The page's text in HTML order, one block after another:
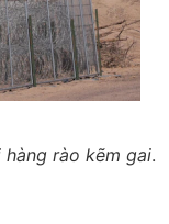
rào kẽm gai.